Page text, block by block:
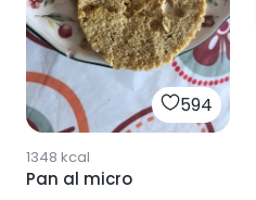
594
1348 kcal
Pan al micro